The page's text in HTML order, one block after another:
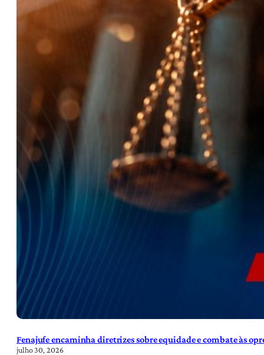
Fenajufe encaminha diretrizes sobre equidade e combate às
julho 30, 2026